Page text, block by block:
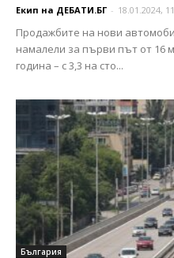
Екип на ДЕБАТИ.БГ - 18.01.2024,
Продажбите на нови
намалели за първи път от 16
година – с 3,3 на сто...
България